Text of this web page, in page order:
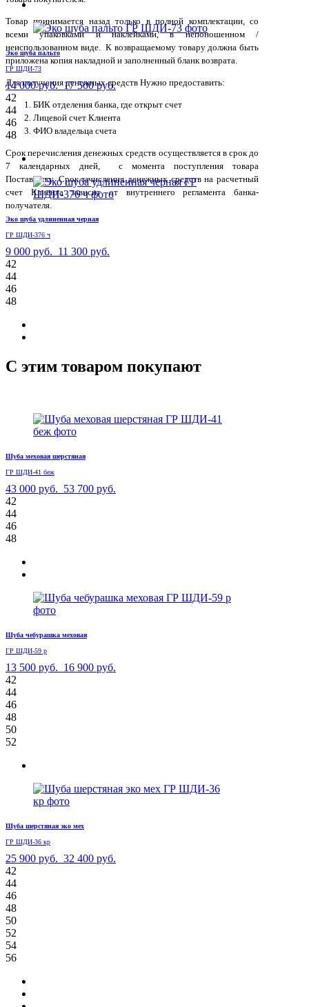
Товар принимается назад только в полной комплектации, со
всеми упаковками и наклейками, в непоношенном /
неиспользованном виде. К возвращаемому товару должна быть
приложена копия накладной и заполненный бланк возврата.
Для получения денежных средств Нужно предоставить:
БИК отделения банка, где открыт счет
Лицевой счет Клиента
ФИО владельца счета
Срок перечисления денежных средств осуществляется в срок до
7 календарных дней, с момента поступления товара
Поставщику. Срок зачисления денежных средств на расчетный
счет Клиента зависит от внутреннего регламента банка-
получателя.
Эко шуба пальто
ГР ШДИ-73
14 000 руб. 17 500 руб.
42
44
46
48
Эко шуба удлиненная черная
ГР ШДИ-376 ч
9 000 руб. 11 300 руб.
42
44
46
48
С этим товаром покупают
Шуба меховая шерстяная
ГР ШДИ-41 беж
43 000 руб. 53 700 руб.
42
44
46
48
Шуба чебурашка меховая
ГР ШДИ-59 р
13 500 руб. 16 900 руб.
42
44
46
48
50
52
Шуба шерстяная эко мех
ГР ШДИ-36 кр
25 900 руб. 32 400 руб.
42
44
46
48
50
52
54
56